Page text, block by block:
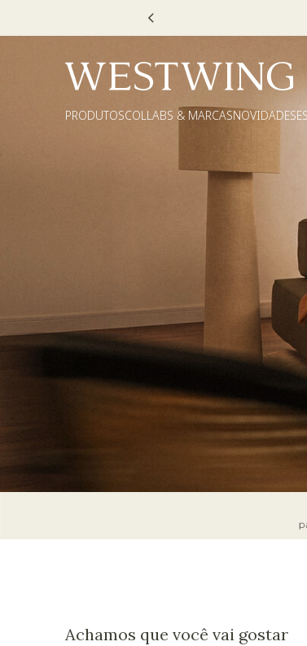
PRODUTOSCOLLABS & MARCASNOVIDADES
Achamos que você vai gostar